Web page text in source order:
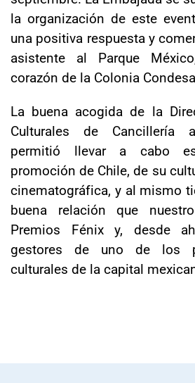
la organización de este
una positiva respuesta y
asistente al Parque
corazón de la Colonia
La buena acogida de la
Culturales de Cancillería
permitió llevar a cabo
promoción de Chile, de su
cinematográfica, y al mismo
buena relación que
Premios Fénix y, desde
gestores de uno de los
culturales de la capital